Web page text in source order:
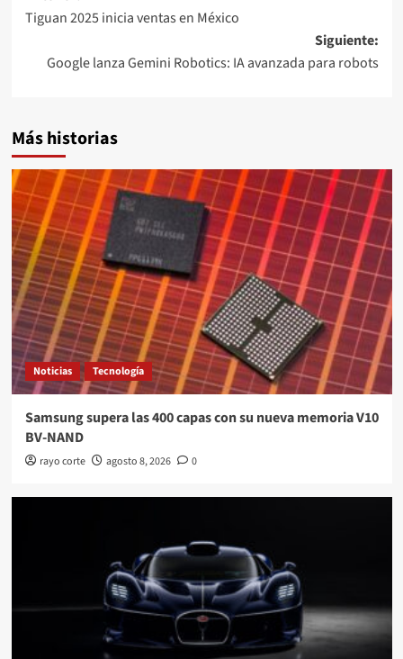
de
entradas
Tiguan 2025 inicia ventas en México
Siguiente:
Google lanza Gemini Robotics: IA avanzada para robots
Más historias
Noticias Tecnología
Samsung supera las 400 capas con su nueva memoria V10
BV-NAND
rayo corte agosto 8, 2026 0